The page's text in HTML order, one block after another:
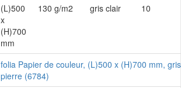
(L)500
x
(H)700
mm
130 g/m2 gris clair 10
folia Papier de couleur, (L)500 x (H)700 mm, gris
pierre (6784)